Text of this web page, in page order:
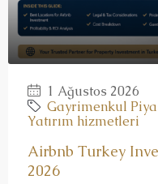
1 Ağustos 2026
Gayrimenkul
Yatırım hizmetleri
Airbnb Turkey
2026